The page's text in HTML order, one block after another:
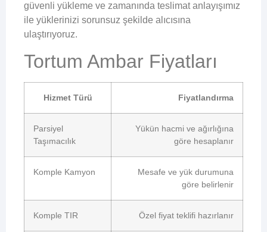
güvenli yükleme ve zamanında teslimat anlayışımız
ile yüklerinizi sorunsuz şekilde alıcısına
ulaştırıyoruz.
Tortum Ambar Fiyatları
Hizmet Türü Fiyatlandırma
Parsiyel
Taşımacılık
Yükün hacmi ve ağırlığına
göre hesaplanır
Komple Kamyon
Mesafe ve yük durumuna
göre belirlenir
Komple TIR Özel fiyat teklifi hazırlanır